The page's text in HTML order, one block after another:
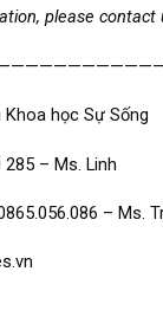
please
học Sự Sống
– Ms. Linh
– Ms.